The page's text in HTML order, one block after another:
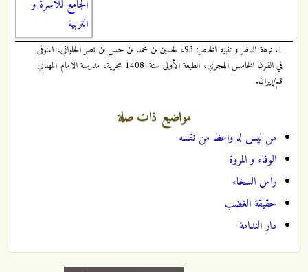
الجامع للاسرة و
التربية
1.
نزهة الناظر و تنبيه الخاطر: 93، لحسين بن محمد بن حسن بن نصر الحلواني، المتوفى
في القرن الخامس الهجري، الطبعة الأولى سنة: 1408 هجرية، مدرسة الامام المهدي
قم/إيران.
مواضيع ذات صلة
من ليس له واعظ من نفسه
الوفاء و المروة
راس السخاء
حقيقة الغضب
دار الندامة